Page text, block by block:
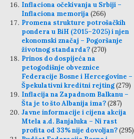
Inflaciona očekivanja u Srbiji –
Inflaciona memorija (266)
Promena strukture potrošačkih
pondera u BiH (2015–2025) i njen
ekonomski značaj – Pogoršanje
životnog standarda?(270)
Prinos do dospijeća na
petogodišnje obveznice
Federacije Bosne i Hercegovine –
Špekulativni kreditni rejting(279)
Inflacija na Zapadnom Balkanu –
Šta je to što Albanija ima?(287)
Javne informacije i cijena akcija
Mtela a.d. Banjaluka – Ni rast
profita od 33% nije dovoljan?(295)